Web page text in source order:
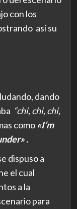
con los
así su
dando
“chi, chi, chi,
como «I’m
.
dispuso a
el cual
a la
para